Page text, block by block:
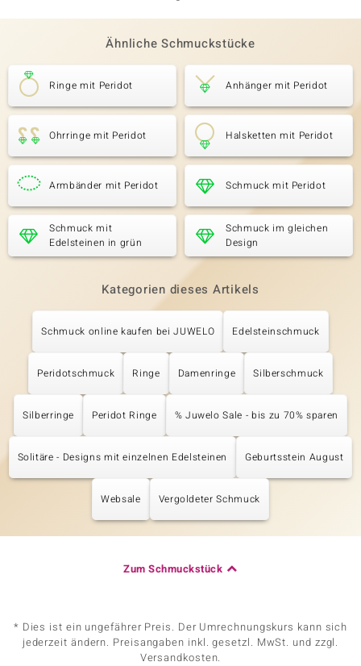
Ähnliche Schmuckstücke
Ringe mit Peridot Anhänger mit Peridot
Ohrringe mit Peridot Halsketten mit Peridot
Armbänder mit Peridot Schmuck mit Peridot
Schmuck mit
Edelsteinen in grün
Schmuck im gleichen
Design
Kategorien dieses Artikels
Schmuck online kaufen bei JUWELO Edelsteinschmuck
Peridotschmuck Ringe Damenringe Silberschmuck
Silberringe Peridot Ringe % Juwelo Sale - bis zu 70% sparen
Solitäre - Designs mit einzelnen Edelsteinen Geburtsstein August
Websale Vergoldeter Schmuck
Zum Schmuckstück
* Dies ist ein ungefährer Preis. Der Umrechnungskurs kann sich
jederzeit ändern. Preisangaben inkl. gesetzl. MwSt. und zzgl.
Versandkosten.